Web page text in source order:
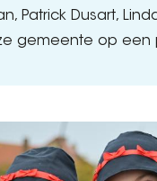
Patrick Dusart,
gemeente op een